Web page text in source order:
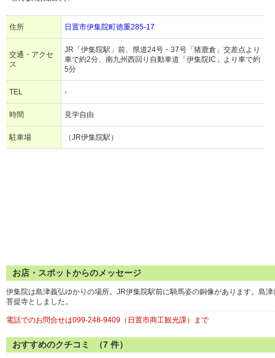
住所 日置市伊集院町徳重285-17
交通・アクセ
ス
JR「伊集院駅」前、県道24号・37号「猪鹿倉」交差点より
車で約2分、南九州西回り自動車道「伊集院IC」より車で約
5分
TEL -
時間 見学自由
駐車場 （JR伊集院駅）
お店・スポットからのメッセージ
伊集院は島津義弘ゆかりの場所。JR伊集院駅前に騎馬姿の銅像があります。島
菩提寺としました。
電話でのお問合せは099-248-9409（日置市商工観光課）まで
おすすめのクチコミ （7 件）